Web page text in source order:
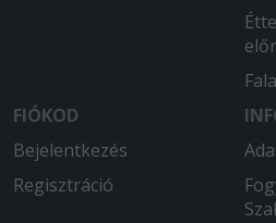
Minden rendben volt.
Kedvesek voltak az
2026-04-11 - Ildikó:
Nagyon friss és finom
FIÓKOD
Bejelentkezés
Regisztráció